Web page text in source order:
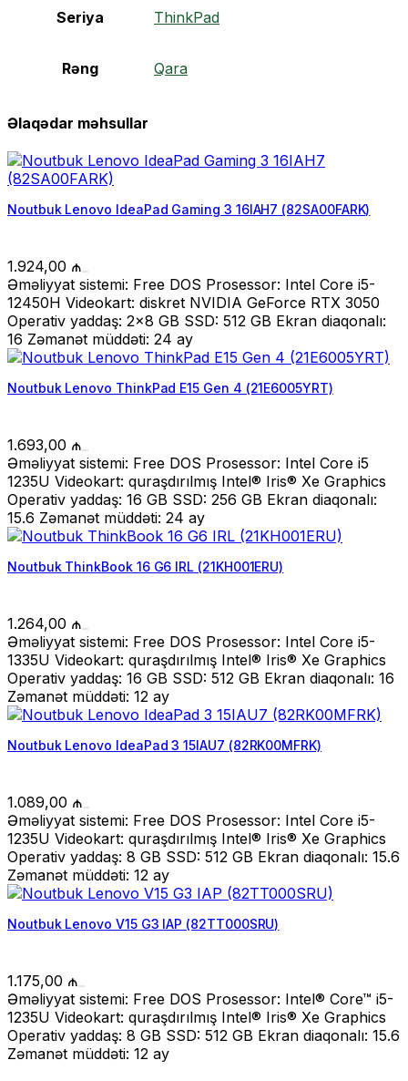
Seriya ThinkPad
Rəng Qara
Əlaqədar məhsullar
Noutbuk Lenovo IdeaPad Gaming 3 16IAH7 (82SA00FARK)
1.924,00 ₼
Əməliyyat sistemi: Free DOS Prosessor: Intel Core i5-
12450H Videokart: diskret NVIDIA GeForce RTX 3050
Operativ yaddaş: 2x8 GB SSD: 512 GB Ekran diaqonalı:
16 Zəmanət müddəti: 24 ay
Noutbuk Lenovo ThinkPad E15 Gen 4 (21E6005YRT)
1.693,00 ₼
Əməliyyat sistemi: Free DOS Prosessor: Intel Core i5
1235U Videokart: quraşdırılmış Intel® Iris® Xe Graphics
Operativ yaddaş: 16 GB SSD: 256 GB Ekran diaqonalı:
15.6 Zəmanət müddəti: 24 ay
Noutbuk ThinkBook 16 G6 IRL (21KH001ERU)
1.264,00 ₼
Əməliyyat sistemi: Free DOS Prosessor: Intel Core i5-
1335U Videokart: quraşdırılmış Intel® Iris® Xe Graphics
Operativ yaddaş: 16 GB SSD: 512 GB Ekran diaqonalı: 16
Zəmanət müddəti: 12 ay
Noutbuk Lenovo IdeaPad 3 15IAU7 (82RK00MFRK)
1.089,00 ₼
Əməliyyat sistemi: Free DOS Prosessor: Intel Core i5-
1235U Videokart: quraşdırılmış Intel® Iris® Xe Graphics
Operativ yaddaş: 8 GB SSD: 512 GB Ekran diaqonalı: 15.6
Zəmanət müddəti: 12 ay
Noutbuk Lenovo V15 G3 IAP (82TT000SRU)
1.175,00 ₼
Əməliyyat sistemi: Free DOS Prosessor: Intel® Core™ i5-
1235U Videokart: quraşdırılmış Intel® Iris® Xe Graphics
Operativ yaddaş: 8 GB SSD: 512 GB Ekran diaqonalı: 15.6
Zəmanət müddəti: 12 ay